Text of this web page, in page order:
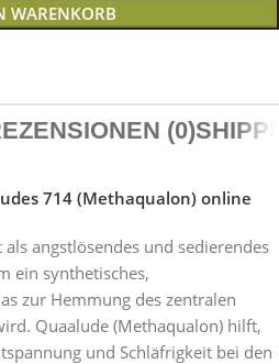
WARENKORB
(0)
714 (Methaqualon) online
angstlösendes und sedierendes
ein synthetisches,
zur Hemmung des zentralen
Quaalude (Methaqualon) hilft,
und Schläfrigkeit bei den